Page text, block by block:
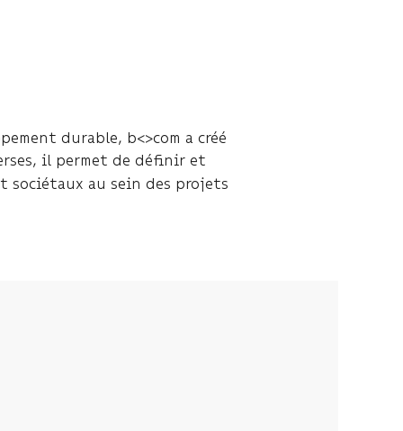
durable, b<>com a créé
il permet de définir et
sociétaux au sein des projets